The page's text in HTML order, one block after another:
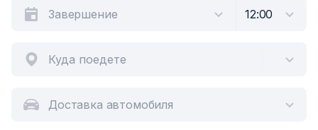
Куда поедете
Доставка автомобиля